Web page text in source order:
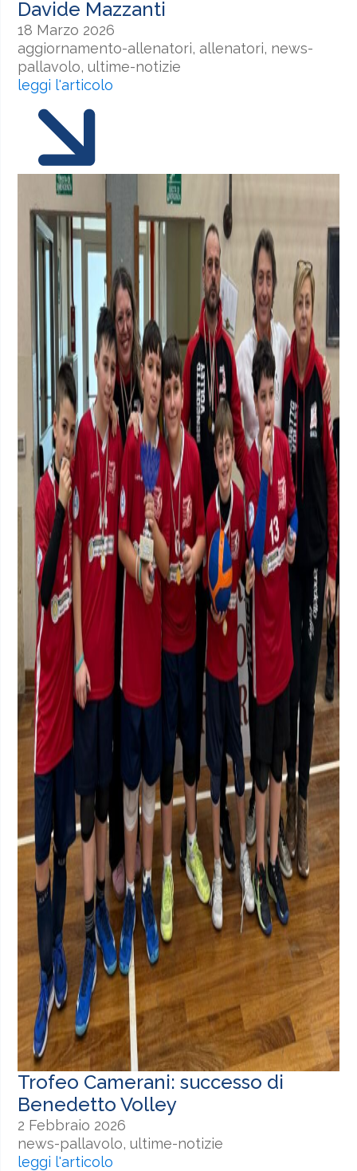
Davide Mazzanti
18 Marzo 2026
aggiornamento-allenatori, allenatori, news-
pallavolo, ultime-notizie
leggi l'articolo
Trofeo Camerani: successo di
Benedetto Volley
2 Febbraio 2026
news-pallavolo, ultime-notizie
leggi l'articolo